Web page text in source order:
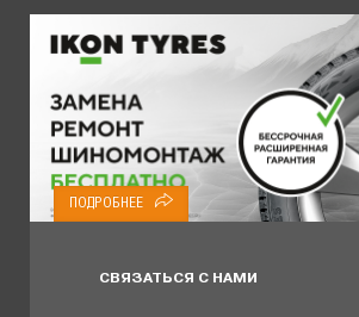
ПОДРОБНЕЕ
СВЯЗАТЬСЯ С НАМИ